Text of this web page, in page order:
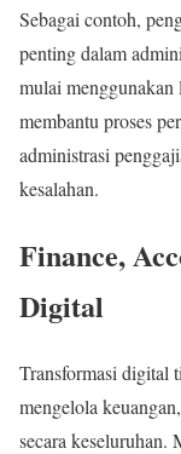
Sebagai contoh,
penting dalam
mulai menggunakan
membantu proses
administrasi
kesalahan.
Finance,
Digital
Transformasi digital
mengelola
secara keseluruhan.